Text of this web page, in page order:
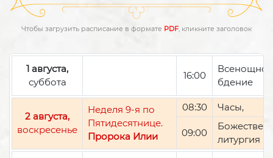
Чтобы загрузить расписание в формате PDF, кликните заголовок
1 августа,
суббота
16:00
Всенощное
бдение
2 августа,
воскресенье
Неделя 9-я по
Пятидесятнице.
Пророка Илии
08:30 Часы,
09:00
литургия